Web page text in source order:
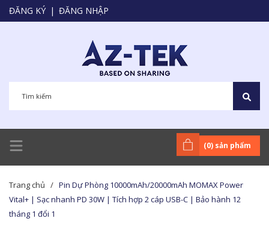
ĐĂNG KÝ | ĐĂNG NHẬP
(0) sản phẩm
Trang chủ / Pin Dự Phòng 10000mAh/20000mAh MOMAX Power
Vital+ | Sạc nhanh PD 30W | Tích hợp 2 cáp USB-C | Bảo hành 12
tháng 1 đổi 1